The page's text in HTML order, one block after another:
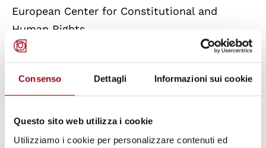
Consenso Dettagli Informazioni sui cookie
Questo sito web utilizza i cookie
Utilizziamo i cookie per personalizzare contenuti ed
European Center for Constitutional and
Human Rights
DISCUSSANTS
Paolo De Stefani
Department of Political Science, Law and
International Studies
University of Padua